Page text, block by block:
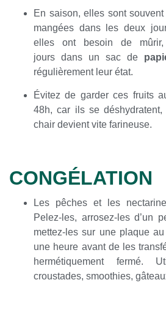
En saison, elles sont
mangées dans les deux
elles ont besoin de mûrir,
jours dans un sac de
régulièrement leur état.
Évitez de garder ces fruits
48h, car ils se
chair devient vite farineuse.
CONGÉLATION
Les pêches et les
Pelez-les, arrosez-les d’un
mettez-les sur une plaque
une heure avant de les
hermétiquement fermé.
croustades, smoothies,